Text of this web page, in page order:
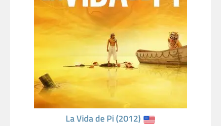
La Vida de Pi (2012)